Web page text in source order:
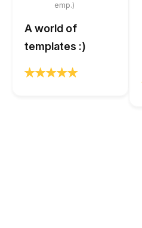
emp.)
A world of
templates :)